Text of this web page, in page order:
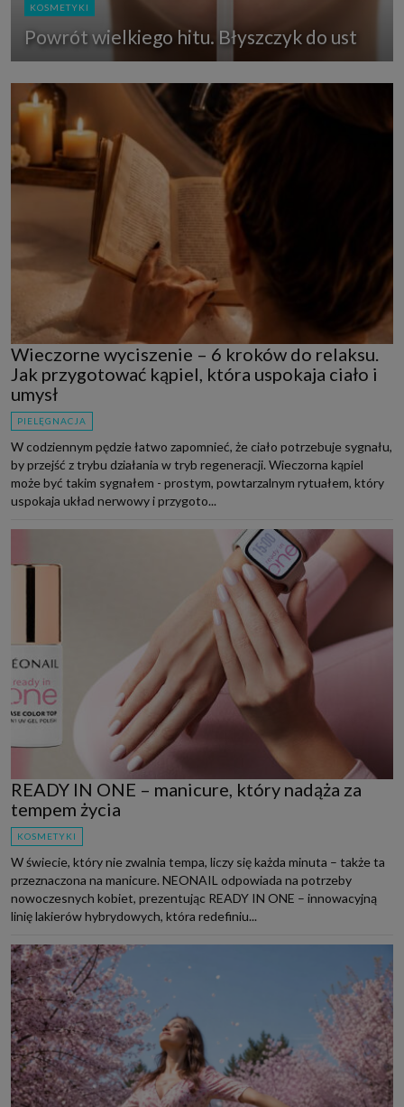
KOSMETYKI
Powrót wielkiego hitu. Błyszczyk do ust
Wieczorne wyciszenie – 6 kroków do relaksu.
Jak przygotować kąpiel, która uspokaja ciało i
umysł
PIELĘGNACJA
W codziennym pędzie łatwo zapomnieć, że ciało potrzebuje sygnału,
by przejść z trybu działania w tryb regeneracji. Wieczorna kąpiel
może być takim sygnałem - prostym, powtarzalnym rytuałem, który
uspokaja układ nerwowy i przygoto...
READY IN ONE – manicure, który nadąża za
tempem życia
KOSMETYKI
W świecie, który nie zwalnia tempa, liczy się każda minuta – także ta
przeznaczona na manicure. NEONAIL odpowiada na potrzeby
nowoczesnych kobiet, prezentując READY IN ONE – innowacyjną
linię lakierów hybrydowych, która redefiniu...